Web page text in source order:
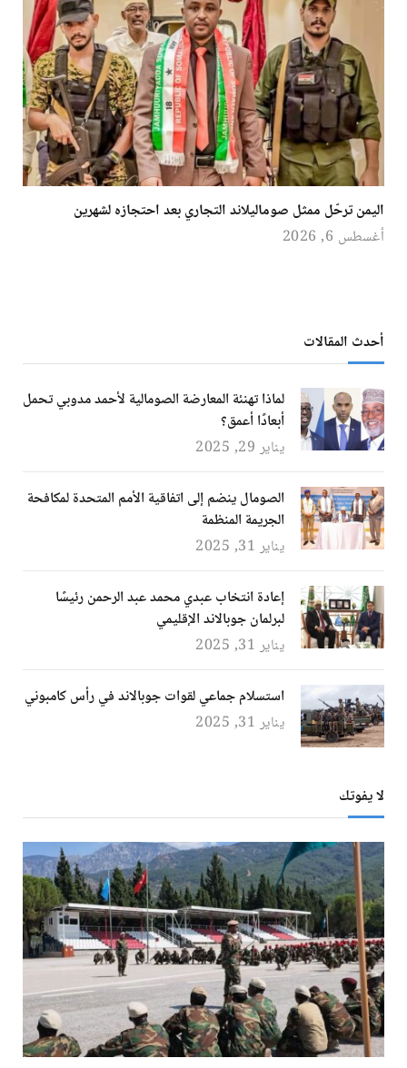
اليمن ترحّل ممثل صوماليلاند التجاري بعد احتجازه لشهرين
أغسطس 6, 2026
أحدث المقالات
لماذا تهنئة المعارضة الصومالية لأحمد مدوبي تحمل
أبعادًا أعمق؟
يناير 29, 2025
الصومال ينضم إلى اتفاقية الأمم المتحدة لمكافحة
الجريمة المنظمة
يناير 31, 2025
إعادة انتخاب عبدي محمد عبد الرحمن رئيسًا
لبرلمان جوبالاند الإقليمي
يناير 31, 2025
استسلام جماعي لقوات جوبالاند في رأس كامبوني
يناير 31, 2025
لا يفوتك